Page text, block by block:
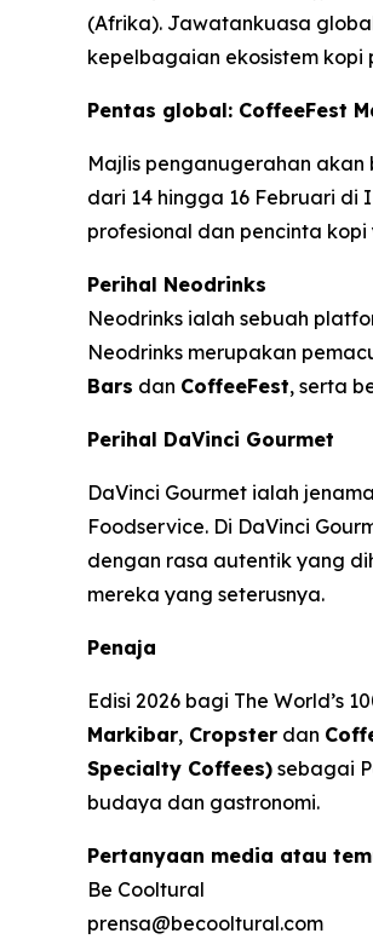
(Afrika). Jawatankuasa
kepelbagaian ekosistem
Pentas global: CoffeeFest
Majlis penganugerahan akan
dari 14 hingga 16 Februari di
profesional dan pencinta
Perihal Neodrinks
Neodrinks ialah sebuah
Neodrinks merupakan
Bars dan CoffeeFest, serta
Perihal DaVinci Gourmet
DaVinci Gourmet ialah
Foodservice. Di DaVinci
dengan rasa autentik yang
mereka yang seterusnya.
Penaja
Edisi 2026 bagi The World’s
Markibar, Cropster dan
Specialty Coffees) sebagai
budaya dan gastronomi.
Pertanyaan media atau
Be Cooltural
prensa@becooltural.com